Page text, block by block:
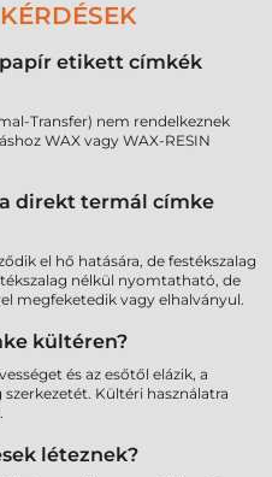
papír etikett címkék
Transfer) nem rendelkeznek
WAX vagy WAX-RESIN
direkt termál címke
el hő hatására, de festékszalag
nélkül nyomtatható, de
megfeketedik vagy elhalványul.
kültéren?
és az esőtől elázik, a
Kültéri használatra
léteznek?